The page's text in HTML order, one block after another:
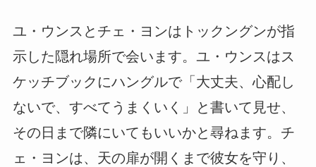
ユ・ウンスとチェ・ヨンはトックングンが指
示した隠れ場所で会います。ユ・ウンスはス
ケッチブックにハングルで「大丈夫、心配し
ないで、すべてうまくいく」と書いて見せ、
その日まで隣にいてもいいかと尋ねます。チ
ェ・ヨンは、天の扉が開くまで彼女を守り、